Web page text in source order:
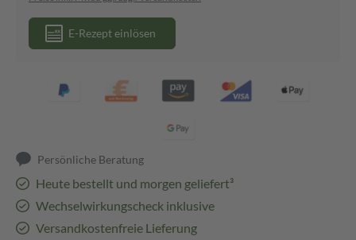
E-Rezept einlösen
Persönliche Beratung
Heute bestellt und morgen geliefert³
Wechselwirkungscheck inklusive
Versandkostenfreie Lieferung